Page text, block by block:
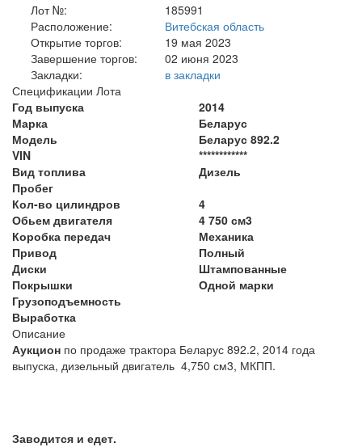
Лот №:
185991
Расположение:
Витебская область
Открытие торгов:
19 мая 2023
Завершение торгов:
02 июня 2023
Закладки:
в закладки
Спецификации Лота
Год выпуска
2014
Марка
Беларус
Модель
Беларус 892.2
VIN
************
Вид топлива
Дизель
Пробег
Кол-во цилиндров
4
Обьем двигателя
4 750 см3
Коробка передач
Механика
Привод
Полный
Диски
Штампованные
Покрышки
Одной марки
Грузоподъемность
Выработка
Описание
Аукцион по продаже трактора Беларус 892.2, 2014 года
выпуска, дизельный двигатель 4,750 см3, МКПП.
Заводится и едет.